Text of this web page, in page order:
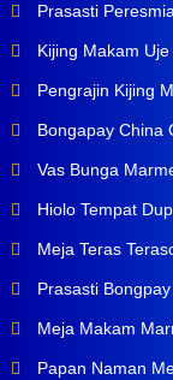
Prasasti
Kijing Makam
Pengrajin Kijing
Bongapay China
Vas Bunga
Hiolo Tempat
Meja Teras
Prasasti
Meja Makam
Papan Naman